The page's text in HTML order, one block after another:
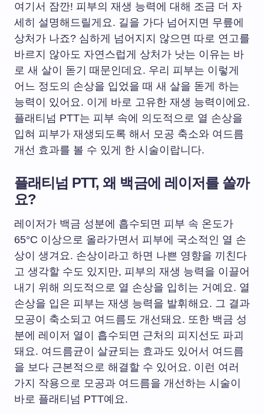
여기서 잠깐! 피부의 재생 능력에 대해 조금 더 자
세히 설명해드릴게요. 길을 가다 넘어지면 무릎에
상처가 나죠? 심하게 넘어지지 않으면 따로 연고를
바르지 않아도 자연스럽게 상처가 낫는 이유는 바
로 새 살이 돋기 때문인데요. 우리 피부는 이렇게
어느 정도의 손상을 입었을 때 새 살을 돋게 하는
능력이 있어요. 이게 바로 고유한 재생 능력이에요.
플래티넘 PTT는 피부 속에 의도적으로 열 손상을
입혀 피부가 재생되도록 해서 모공 축소와 여드름
개선 효과를 볼 수 있게 한 시술이랍니다.
플래티넘 PTT, 왜 백금에 레이저를 쏠까
요?
레이저가 백금 성분에 흡수되면 피부 속 온도가
65°C 이상으로 올라가면서 피부에 국소적인 열 손
상이 생겨요. 손상이라고 하면 나쁜 영향을 끼친다
고 생각할 수도 있지만, 피부의 재생 능력을 이끌어
내기 위해 의도적으로 열 손상을 입히는 거예요. 열
손상을 입은 피부는 재생 능력을 발휘해요. 그 결과
모공이 축소되고 여드름도 개선돼요. 또한 백금 성
분에 레이저 열이 흡수되면 근처의 피지선도 파괴
돼요. 여드름균이 살균되는 효과도 있어서 여드름
을 보다 근본적으로 해결할 수 있어요. 이런 여러
가지 작용으로 모공과 여드름을 개선하는 시술이
바로 플래티넘 PTT예요.